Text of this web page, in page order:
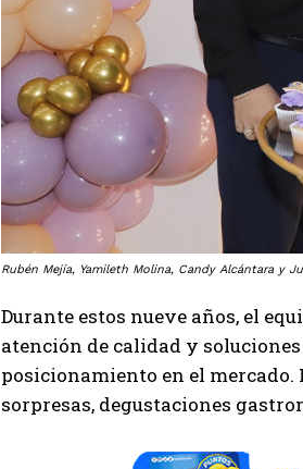
Rubén Mejía, Yamileth Molina, Candy Alcántara y
Durante estos nueve años, el
atención de calidad y
posicionamiento en el mercado.
sorpresas, degustaciones